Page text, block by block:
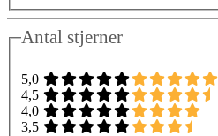
Antal stjerner
5,0
4,5
4,0
3,5